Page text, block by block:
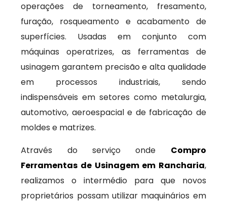
operações de torneamento, fresamento,
furação, rosqueamento e acabamento de
superfícies. Usadas em conjunto com
máquinas operatrizes, as ferramentas de
usinagem garantem precisão e alta qualidade
em processos industriais, sendo
indispensáveis em setores como metalurgia,
automotivo, aeroespacial e de fabricação de
moldes e matrizes.
Através do serviço onde Compro
Ferramentas de Usinagem em Rancharia,
realizamos o intermédio para que novos
proprietários possam utilizar maquinários em